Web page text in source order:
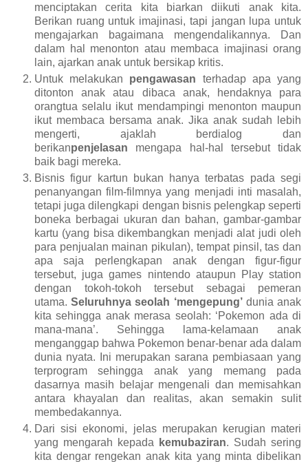
menciptakan cerita kita biarkan diikuti anak kita.
Berikan ruang untuk imajinasi, tapi jangan lupa untuk
mengajarkan bagaimana mengendalikannya. Dan
dalam hal menonton atau membaca imajinasi orang
lain, ajarkan anak untuk bersikap kritis.
Untuk melakukan pengawasan terhadap apa yang
ditonton anak atau dibaca anak, hendaknya para
orangtua selalu ikut mendampingi menonton maupun
ikut membaca bersama anak. Jika anak sudah lebih
mengerti, ajaklah berdialog dan
berikanpenjelasan mengapa hal-hal tersebut tidak
baik bagi mereka.
Bisnis figur kartun bukan hanya terbatas pada segi
penanyangan film-filmnya yang menjadi inti masalah,
tetapi juga dilengkapi dengan bisnis pelengkap seperti
boneka berbagai ukuran dan bahan, gambar-gambar
kartu (yang bisa dikembangkan menjadi alat judi oleh
para penjualan mainan pikulan), tempat pinsil, tas dan
apa saja perlengkapan anak dengan figur-figur
tersebut, juga games nintendo ataupun Play station
dengan tokoh-tokoh tersebut sebagai pemeran
utama.Seluruhnya seolah ‘mengepung’dunia anak
kita sehingga anak merasa seolah: ‘Pokemon ada di
mana-mana’. Sehingga lama-kelamaan anak
menganggap bahwa Pokemon benar-benar ada dalam
dunia nyata. Ini merupakan sarana pembiasaan yang
terprogram sehingga anak yang memang pada
dasarnya masih belajar mengenali dan memisahkan
antara khayalan dan realitas, akan semakin sulit
membedakannya.
Dari sisi ekonomi, jelas merupakan kerugian materi
yang mengarah kepada
kemubaziran. Sudah sering
kita dengar rengekan anak kita yang minta dibelikan